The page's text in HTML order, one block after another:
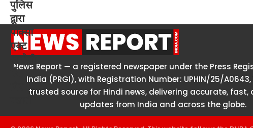
News Report — a registered newspaper under the Press
India (PRGI), with Registration Number: UPHIN/25/
trusted source for Hindi news, delivering accurate, fast,
updates from India and across the globe.